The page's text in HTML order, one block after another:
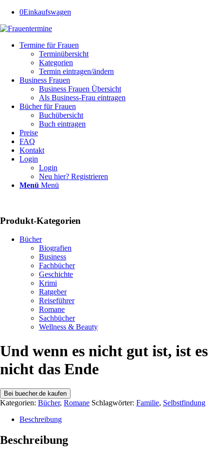
0Einkaufswagen
Termine für Frauen
Terminübersicht
Kategorien
Termin eintragen/ändern
Business Frauen
Business Frauen Übersicht
Als Business-Frau eintragen
Bücher für Frauen
Buchübersicht
Buch eintragen
Preise
FAQ
Kontakt
Login
Login
Neu hier? Registrieren
Menü Menü
Produkt-Kategorien
Bücher
Biografien
Business
Fachbücher
Geschichte
Krimi
Ratgeber
Reiseführer
Romane
Sachbücher
Wellness & Beauty
Und wenn es nicht gut ist, ist es
nicht das Ende
Bei buecher.de kaufen
Kategorien: Bücher, Romane Schlagwörter: Familie, Selbstfindung
Beschreibung
Beschreibung